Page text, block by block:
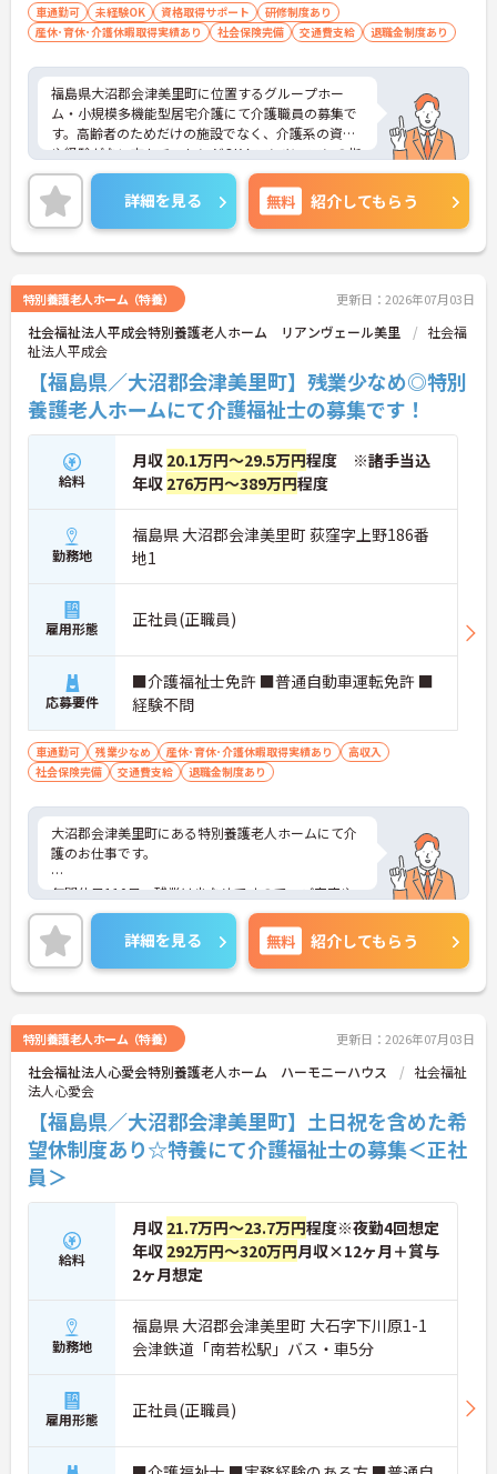
車通勤可 未経験OK 資格取得サポート
研修制度あり
産休･育休･介護休暇取得実績あり
社会保険完備 交通費支給 退職金制度あり
福島県大沼郡会津美里町に位置するグループホー
ム・小規模多機能型居宅介護にて介護職員の募集で
す。高齢者のためだけの施設でなく、介護系の資格
や経験がない方もチャレンジOK！マンツーマンの指
導もあり、相談しやすい環境です。ご興味ある方に
は、面接対策ポイントなど、さらに詳細をお話しい
たしますのでお気軽にご相談ください！
詳細を見る 無料 紹介してもらう
特別養護老人ホーム（特養） 更新日：2026年07月03日
社会福祉法人平成会特別養護老人ホーム リアンヴェール美里
社会福
祉法人平成会
【福島県／大沼郡会津美里町】残業少なめ◎特別
養護老人ホームにて介護福祉士の募集です！
給料
月収 20.1万円～29.5万円程度 ※諸手当込
年収 276万円～389万円程度
勤務地
福島県 大沼郡会津美里町 荻窪字上野186番
地1
雇用形態 正社員(正職員)
応募要件
■介護福祉士免許 ■普通自動車運転免許 ■
経験不問
車通勤可 残業少なめ 産休･育休･介護休暇取得実績あり
高収入
社会保険完備
交通費支給 退職金制度あり
大沼郡会津美里町にある特別養護老人ホームにて介
護のお仕事です。
年間休日110日、残業は少なめですので、ご家庭や
プライベートを大切にしながらお仕事に取り組むこ
とができます。
ご興味がある方は是非一度マイナビまでお問い合わ
せください。さらに詳細などお伝えします！
詳細を見る 無料 紹介してもらう
特別養護老人ホーム（特養） 更新日：2026年07月03日
社会福祉法人心愛会特別養護老人ホーム ハーモニーハウス
社会福祉
法人心愛会
【福島県／大沼郡会津美里町】土日祝を含めた希
望休制度あり☆特養にて介護福祉士の募集＜正社
員＞
給料
月収 21.7万円～23.7万円程度※夜勤4回想定
年収 292万円～320万円月収×12ヶ月＋賞与
2ヶ月想定
勤務地
福島県 大沼郡会津美里町 大石字下川原1-1
会津鉄道「南若松駅」バス・車5分
雇用形態 正社員(正職員)